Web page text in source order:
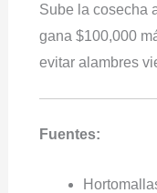
Sube la cosecha
gana $100,000
evitar alambres
Fuentes: